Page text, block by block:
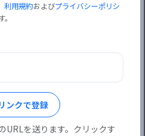
利用規約およびプライバシーポリシ
ンクで登録
URLを送ります。クリックす